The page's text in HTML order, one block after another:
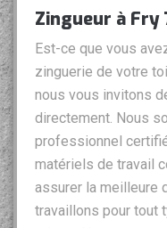
Zingueur à Fry
Est-ce que vous
zinguerie de votre
nous vous invitons
directement. Nous
professionnel
matériels de travail
assurer la meilleure
travaillons pour tout